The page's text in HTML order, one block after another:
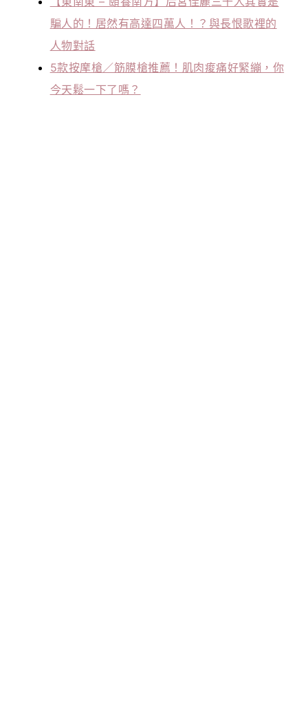
騙人的！居然有高達四萬人！？與長恨歌裡的
人物對話
5款按摩槍／筋膜槍推薦！肌肉痠痛好緊繃，你
今天鬆一下了嗎？